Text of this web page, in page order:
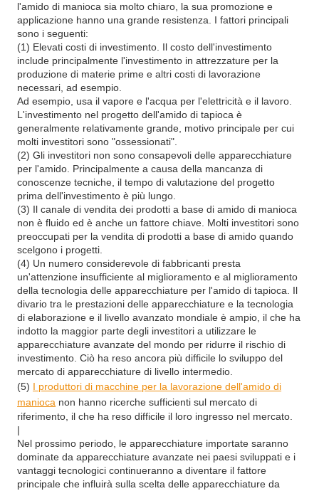
l'amido di manioca sia molto chiaro, la sua promozione e
applicazione hanno una grande resistenza. I fattori principali
sono i seguenti:
(1) Elevati costi di investimento. Il costo dell'investimento
include principalmente l'investimento in attrezzature per la
produzione di materie prime e altri costi di lavorazione
necessari, ad esempio.
Ad esempio, usa il vapore e l'acqua per l'elettricità e il lavoro.
L'investimento nel progetto dell'amido di tapioca è
generalmente relativamente grande, motivo principale per cui
molti investitori sono "ossessionati".
(2) Gli investitori non sono consapevoli delle apparecchiature
per l'amido. Principalmente a causa della mancanza di
conoscenze tecniche, il tempo di valutazione del progetto
prima dell'investimento è più lungo.
(3) Il canale di vendita dei prodotti a base di amido di manioca
non è fluido ed è anche un fattore chiave. Molti investitori sono
preoccupati per la vendita di prodotti a base di amido quando
scelgono i progetti.
(4) Un numero considerevole di fabbricanti presta
un'attenzione insufficiente al miglioramento e al miglioramento
della tecnologia delle apparecchiature per l'amido di tapioca. Il
divario tra le prestazioni delle apparecchiature e la tecnologia
di elaborazione e il livello avanzato mondiale è ampio, il che ha
indotto la maggior parte degli investitori a utilizzare le
apparecchiature avanzate del mondo per ridurre il rischio di
investimento. Ciò ha reso ancora più difficile lo sviluppo del
mercato di apparecchiature di livello intermedio.
(5) I produttori di macchine per la lavorazione dell'amido di
manioca non hanno ricerche sufficienti sul mercato di
riferimento, il che ha reso difficile il loro ingresso nel mercato.
|
Nel prossimo periodo, le apparecchiature importate saranno
dominate da apparecchiature avanzate nei paesi sviluppati e i
vantaggi tecnologici continueranno a diventare il fattore
principale che influirà sulla scelta delle apparecchiature da